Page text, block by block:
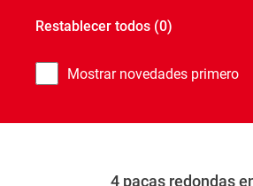
Mostrar novedades primero
Restablecer todos (0)
4 pacas redondas